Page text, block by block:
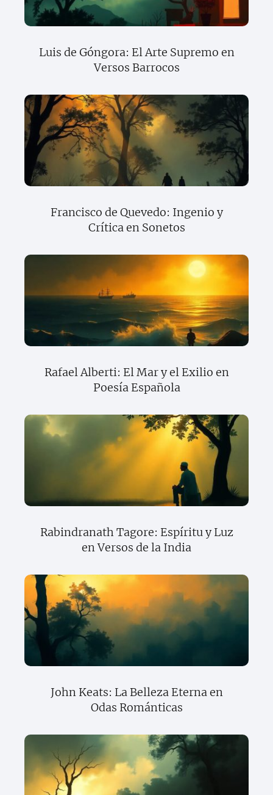
Luis de Góngora: El Arte Supremo en
Versos Barrocos
Francisco de Quevedo: Ingenio y
Crítica en Sonetos
Rafael Alberti: El Mar y el Exilio en
Poesía Española
Rabindranath Tagore: Espíritu y Luz
en Versos de la India
John Keats: La Belleza Eterna en
Odas Románticas